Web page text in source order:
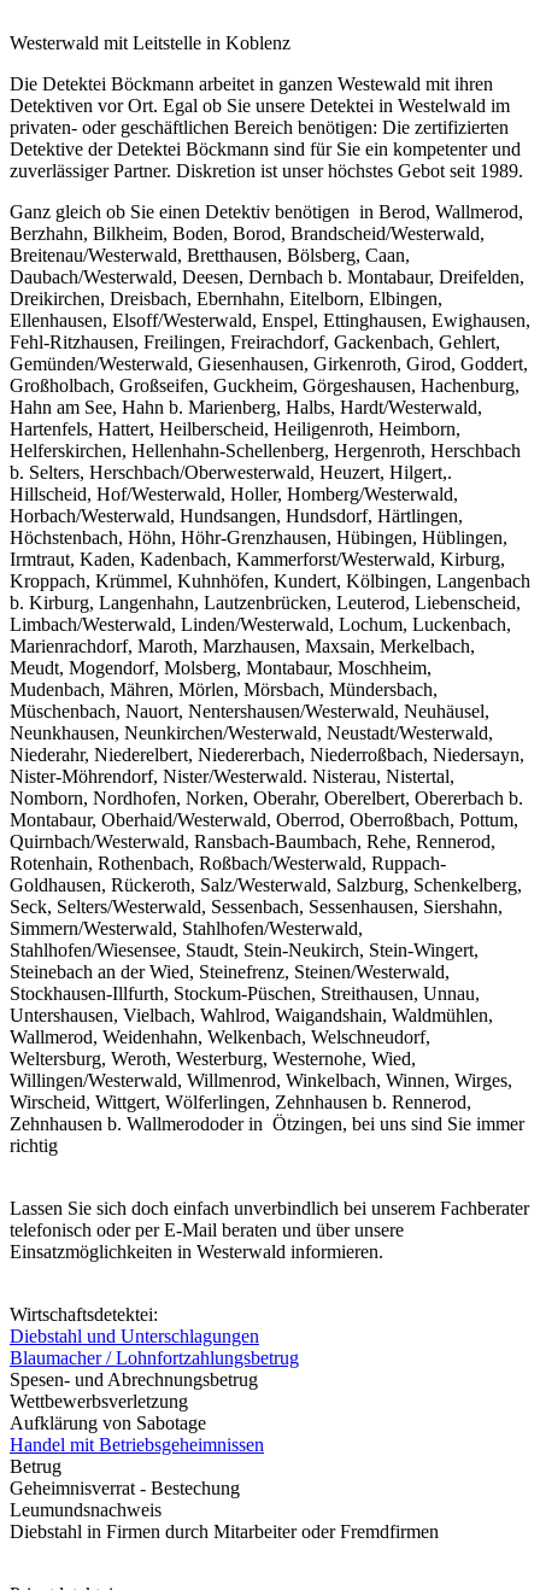
Westerwald mit Leitstelle in Koblenz
Die Detektei Böckmann arbeitet in ganzen Westewald mit ihren
Detektiven vor Ort. Egal ob Sie unsere Detektei in Westelwald im
privaten- oder geschäftlichen Bereich benötigen: Die zertifizierten
Detektive der Detektei Böckmann sind für Sie ein kompetenter und
zuverlässiger Partner. Diskretion ist unser höchstes Gebot seit 1989.
Ganz gleich ob Sie einen Detektiv benötigen in Berod, Wallmerod,
Berzhahn, Bilkheim, Boden, Borod, Brandscheid/Westerwald,
Breitenau/Westerwald, Bretthausen, Bölsberg, Caan,
Daubach/Westerwald, Deesen, Dernbach b. Montabaur, Dreifelden,
Dreikirchen, Dreisbach, Ebernhahn, Eitelborn, Elbingen,
Ellenhausen, Elsoff/Westerwald, Enspel, Ettinghausen, Ewighausen,
Fehl-Ritzhausen, Freilingen, Freirachdorf, Gackenbach, Gehlert,
Gemünden/Westerwald, Giesenhausen, Girkenroth, Girod, Goddert,
Großholbach, Großseifen, Guckheim, Görgeshausen, Hachenburg,
Hahn am See, Hahn b. Marienberg, Halbs, Hardt/Westerwald,
Hartenfels, Hattert, Heilberscheid, Heiligenroth, Heimborn,
Helferskirchen, Hellenhahn-Schellenberg, Hergenroth, Herschbach
b. Selters, Herschbach/Oberwesterwald, Heuzert, Hilgert,.
Hillscheid, Hof/Westerwald, Holler, Homberg/Westerwald,
Horbach/Westerwald, Hundsangen, Hundsdorf, Härtlingen,
Höchstenbach, Höhn, Höhr-Grenzhausen, Hübingen, Hüblingen,
Irmtraut, Kaden, Kadenbach, Kammerforst/Westerwald, Kirburg,
Kroppach, Krümmel, Kuhnhöfen, Kundert, Kölbingen, Langenbach
b. Kirburg, Langenhahn, Lautzenbrücken, Leuterod, Liebenscheid,
Limbach/Westerwald, Linden/Westerwald, Lochum, Luckenbach,
Marienrachdorf, Maroth, Marzhausen, Maxsain, Merkelbach,
Meudt, Mogendorf, Molsberg, Montabaur, Moschheim,
Mudenbach, Mähren, Mörlen, Mörsbach, Mündersbach,
Müschenbach, Nauort, Nentershausen/Westerwald, Neuhäusel,
Neunkhausen, Neunkirchen/Westerwald, Neustadt/Westerwald,
Niederahr, Niederelbert, Niedererbach, Niederroßbach, Niedersayn,
Nister-Möhrendorf, Nister/Westerwald. Nisterau, Nistertal,
Nomborn, Nordhofen, Norken, Oberahr, Oberelbert, Obererbach b.
Montabaur, Oberhaid/Westerwald, Oberrod, Oberroßbach, Pottum,
Quirnbach/Westerwald, Ransbach-Baumbach, Rehe, Rennerod,
Rotenhain, Rothenbach, Roßbach/Westerwald, Ruppach-
Goldhausen, Rückeroth, Salz/Westerwald, Salzburg, Schenkelberg,
Seck, Selters/Westerwald, Sessenbach, Sessenhausen, Siershahn,
Simmern/Westerwald, Stahlhofen/Westerwald,
Stahlhofen/Wiesensee, Staudt, Stein-Neukirch, Stein-Wingert,
Steinebach an der Wied, Steinefrenz, Steinen/Westerwald,
Stockhausen-Illfurth, Stockum-Püschen, Streithausen, Unnau,
Untershausen, Vielbach, Wahlrod, Waigandshain, Waldmühlen,
Wallmerod, Weidenhahn, Welkenbach, Welschneudorf,
Weltersburg, Weroth, Westerburg, Westernohe, Wied,
Willingen/Westerwald, Willmenrod, Winkelbach, Winnen, Wirges,
Wirscheid, Wittgert, Wölferlingen, Zehnhausen b. Rennerod,
Zehnhausen b. Wallmerododer in Ötzingen, bei uns sind Sie immer
richtig
Lassen Sie sich doch einfach unverbindlich bei unserem Fachberater
telefonisch oder per E-Mail beraten und über unsere
Einsatzmöglichkeiten in Westerwald informieren.
Wirtschaftsdetektei:
Diebstahl und Unterschlagungen
Blaumacher / Lohnfortzahlungsbetrug
Spesen- und Abrechnungsbetrug
Wettbewerbsverletzung
Aufklärung von Sabotage
Handel mit Betriebsgeheimnissen
Betrug
Geheimnisverrat - Bestechung
Leumundsnachweis
Diebstahl in Firmen durch Mitarbeiter oder Fremdfirmen